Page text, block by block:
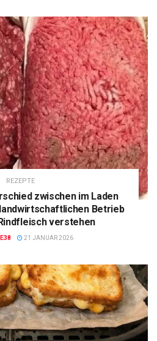
REZEPTE
zwischen im Laden
Betrieb
verstehen
21 JANUAR 2026